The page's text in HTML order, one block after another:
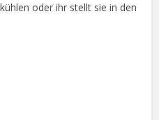
oder ihr stellt sie in den